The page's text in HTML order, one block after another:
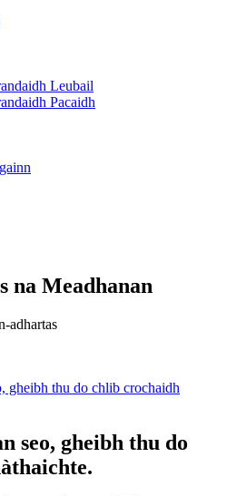
Leubail
Pacaidh
na Meadhanan
adhartas
gheibh thu do chlib crochaidh
seo, gheibh thu do